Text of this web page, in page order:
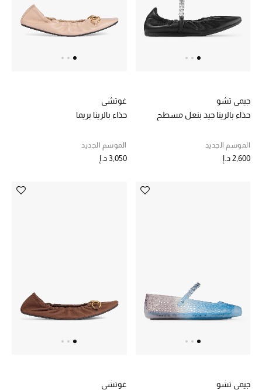
المجوهرات
مجوهرات فاخرة للنساء
إكسسوارات للرجال
الهدايا
بطاقة الهدايا الإلكترونية
جيمي تشو
حذاء بالرينا جيد بنعل مسطح
الموسم الجديد
2,600 د.إ
غوتشي
حذاء بالرينا بريما
الموسم الجديد
3,050 د.إ
جيمي تشو
غوتشي